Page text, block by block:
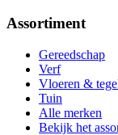
Assortiment
Gereedschap
Verf
Vloeren &
Tuin
Alle merken
Bekijk het